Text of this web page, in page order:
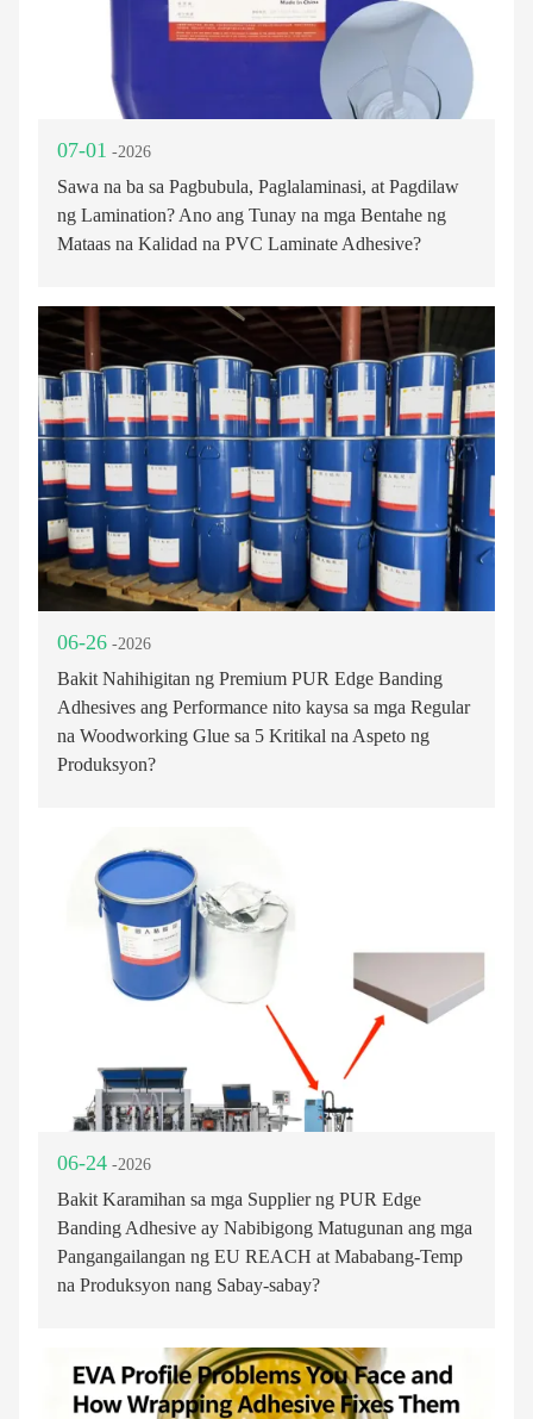
07-01 -2026
Sawa na ba sa Pagbubula, Paglalaminasi, at Pagdilaw
ng Lamination? Ano ang Tunay na mga Bentahe ng
Mataas na Kalidad na PVC Laminate Adhesive?
06-26 -2026
Bakit Nahihigitan ng Premium PUR Edge Banding
Adhesives ang Performance nito kaysa sa mga Regular
na Woodworking Glue sa 5 Kritikal na Aspeto ng
Produksyon?
06-24 -2026
Bakit Karamihan sa mga Supplier ng PUR Edge
Banding Adhesive ay Nabibigong Matugunan ang mga
Pangangailangan ng EU REACH at Mababang-Temp
na Produksyon nang Sabay-sabay?